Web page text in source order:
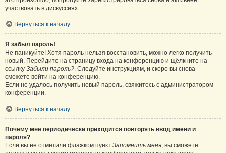
участвовать в дискуссиях.
Вернуться к началу
Я забыл пароль!
Не паникуйте! Хотя пароль нельзя восстановить, можно легко получить
новый. Перейдите на страницу входа на конференцию и щёлкните на
ссылку Забыли пароль?. Следуйте инструкциям, и скоро вы снова
сможете войти на конференцию.
Если не удалось получить новый пароль, свяжитесь с администратором
конференции.
Вернуться к началу
Почему мне периодически приходится повторять ввод имени и
пароля?
Если вы не отметили флажком пункт Запомнить меня, вы сможете